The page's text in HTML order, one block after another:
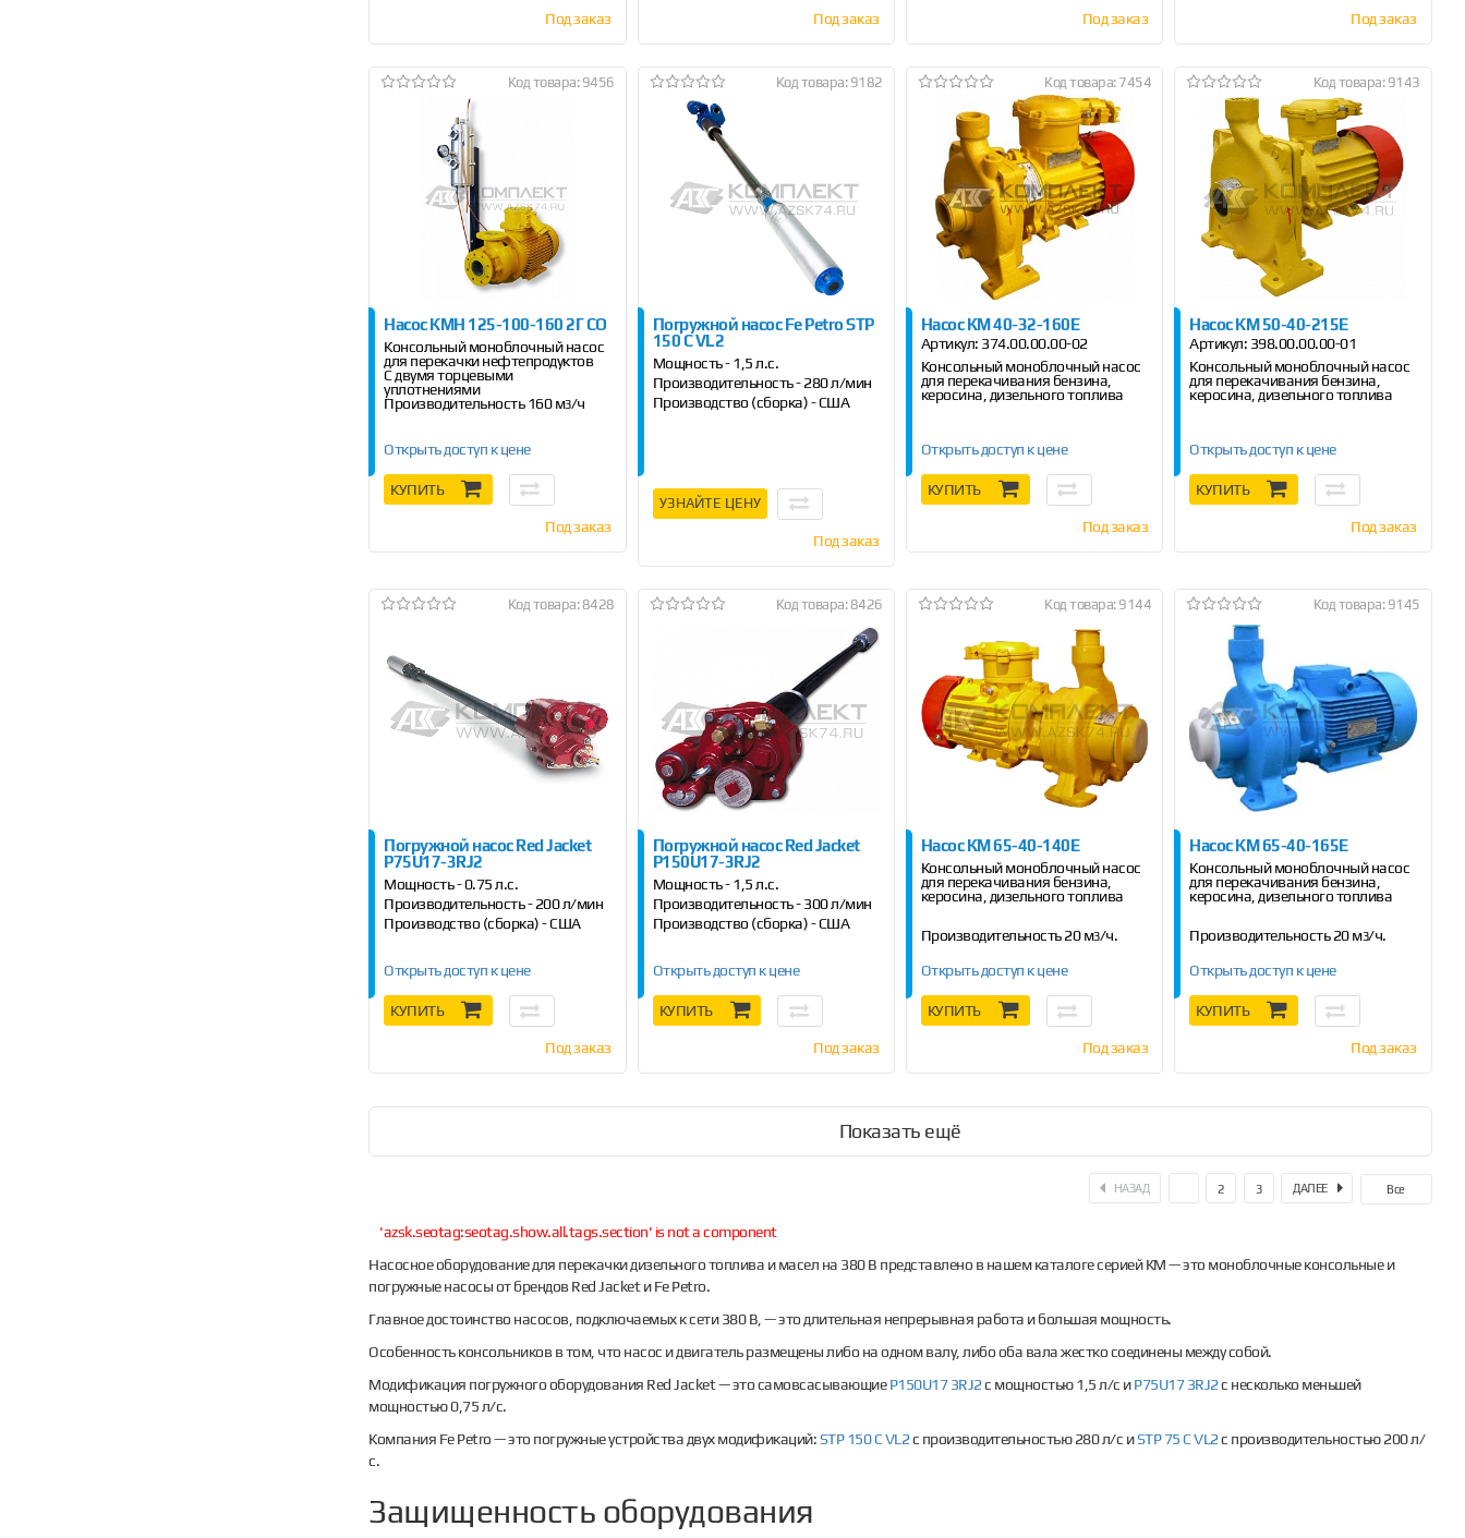
Под заказ Под заказ Под заказ Под заказ
Код товара: 9456
Насос КМН 125-100-160 2Г СО
Консольный моноблочный насос
для перекачки нефтепродуктов
С двумя торцевыми
уплотнениями
Производительность 160 м3/ч
Открыть доступ к цене
КУПИТЬ
Под заказ
Код товара: 9182
Погружной насос Fe Petro STP
150 C VL2
Мощность - 1,5 л.с.
Производительность - 280 л/мин
Производство (сборка) - США
УЗНАЙТЕ ЦЕНУ
Под заказ
Код товара: 7454
Насос КМ 40-32-160Е
Артикул: 374.00.00.00-02
Консольный моноблочный насос
для перекачивания бензина,
керосина, дизельного топлива
Открыть доступ к цене
КУПИТЬ
Под заказ
Код товара: 9143
Насос КМ 50-40-215Е
Артикул: 398.00.00.00-01
Консольный моноблочный насос
для перекачивания бензина,
керосина, дизельного топлива
Открыть доступ к цене
КУПИТЬ
Под заказ
Код товара: 8428
Погружной насос Red Jacket
P75U17-3RJ2
Мощность - 0.75 л.с.
Производительность - 200 л/мин
Производство (сборка) - США
Открыть доступ к цене
КУПИТЬ
Под заказ
Код товара: 8426
Погружной насос Red Jacket
P150U17-3RJ2
Мощность - 1,5 л.с.
Производительность - 300 л/мин
Производство (сборка) - США
Открыть доступ к цене
КУПИТЬ
Под заказ
Код товара: 9144
Насос КМ 65-40-140Е
Консольный моноблочный насос
для перекачивания бензина,
керосина, дизельного топлива
Производительность 20 м3/ч.
Открыть доступ к цене
КУПИТЬ
Под заказ
Код товара: 9145
Насос КМ 65-40-165Е
Консольный моноблочный насос
для перекачивания бензина,
керосина, дизельного топлива
Производительность 20 м3/ч.
Открыть доступ к цене
КУПИТЬ
Под заказ
Показать ещё
НАЗАД 2 3 ДАЛЕЕ Все
'azsk.seotag:seotag.show.all.tags.section' is not a component
Насосное оборудование для перекачки дизельного топлива и масел на 380 В представлено в нашем каталоге серией КМ — это моноблочные консольные и
погружные насосы от брендов Red Jacket и Fe Petro.
Главное достоинство насосов, подключаемых к сети 380 В, — это длительная непрерывная работа и большая мощность.
Особенность консольников в том, что насос и двигатель размещены либо на одном валу, либо оба вала жестко соединены между собой.
Модификация погружного оборудования Red Jacket — это самовсасывающиеP150U17 3RJ2c мощностью 1,5 л/с иP75U17 3RJ2c несколько меньшей
мощностью 0,75 л/с.
Компания Fe Petro — это погружные устройства двух модификаций:STP 150 C VL2с производительностью 280 л/с иSTP 75 C VL2с производительностью 200 л/
с.
Защищенность оборудования